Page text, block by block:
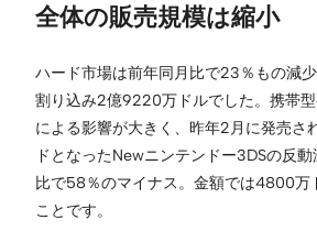
全体の販売規模は縮小
ハード市場は前年同月比で23％もの減
割り込み2億9220万ドルでした。携帯
による影響が大きく、昨年2月に発売さ
ドとなったNewニンテンドー3DSの反
比で58％のマイナス。金額では4800万
ことです。